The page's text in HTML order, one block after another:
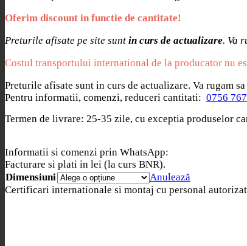
Oferim discount in functie de cantitate!
Preturile afisate pe site sunt in curs de actualizare. Va
Costul transportului international de la producator nu
Preturile afisate sunt in curs de actualizare. Va rugam
Pentru informatii, comenzi, reduceri cantitati: 0756
Termen de livrare: 25-35 zile, cu exceptia produselor
Informatii si comenzi prin WhatsApp:
Facturare si plati in lei (la curs BNR).
Dimensiuni
Anulează
Certificari internationale si montaj cu personal